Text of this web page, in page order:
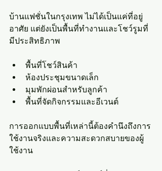
บ้านแฟชั่นในกรุงเทพ ไม่ได้เป็นแค่ที่อยู่
อาศัย แต่ยังเป็นพื้นที่ทำงานและโชว์รูมที่
มีประสิทธิภาพ
พื้นที่โชว์สินค้า
ห้องประชุมขนาดเล็ก
มุมพักผ่อนสำหรับลูกค้า
พื้นที่จัดกิจกรรมและอีเวนต์
การออกแบบพื้นที่เหล่านี้ต้องคำนึงถึงการ
ใช้งานจริงและความสะดวกสบายของผู้
ใช้งาน